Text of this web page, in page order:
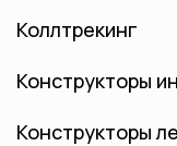
Коллтрекинг
Конструкторы
Конструкторы